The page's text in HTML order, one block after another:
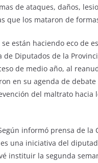
de ataques, daños,
que los mataron de
están haciendo eco de
de Diputados de la
de medio año, al
en su agenda de
del maltrato hacia
informó prensa de la
una iniciativa del
instituir la segunda